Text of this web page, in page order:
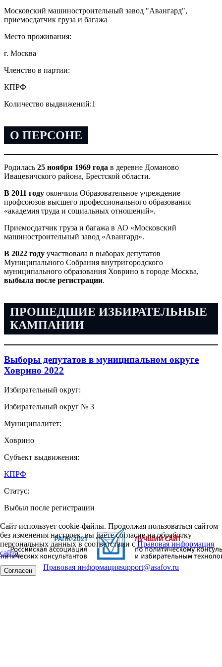
Московский машиностроительный завод "Авангард",
приемосдатчик груза и багажа
Место проживания:
г. Москва
Членство в партии:
КПРФ
Количество выдвижений:1
О ПЕРСОНЕ
Родилась 25 ноября 1969 года в деревне Доманово
Ивацевичского района, Брестской области.
В 2011 году окончила Образовательное учреждение
профсоюзов высшего профессионального образования
«академия труда и социальных отношений».
Приемосдатчик груза и багажа в АО «Московский
машиностроительный завод «Авангард».
В 2022 году участвовала в выборах депутатов
Муниципального Собрания внутригородского
муниципального образования Ховрино в городе Москва,
выбыла после регистрации.
ПРОШЕДШИЕ ИЗБИРАТЕЛЬНЫЕ
КАМПАНИИ
Выборы депутатов в муниципальном округе
Ховрино 2022
Избирательный округ:
Избирательный округ № 3
Муниципалитет:
Ховрино
Субъект выдвижения:
КПРФ
Статус:
Выбыл после регистрации
Сайт использует cookie-файлы. Продолжая пользоваться сайтом
без изменения настроек, вы даёте согласие на обработку
персональных данных в соответствии сПравовая информация
сайта.
Согласен Правовая информацияsupport@asafov.ru